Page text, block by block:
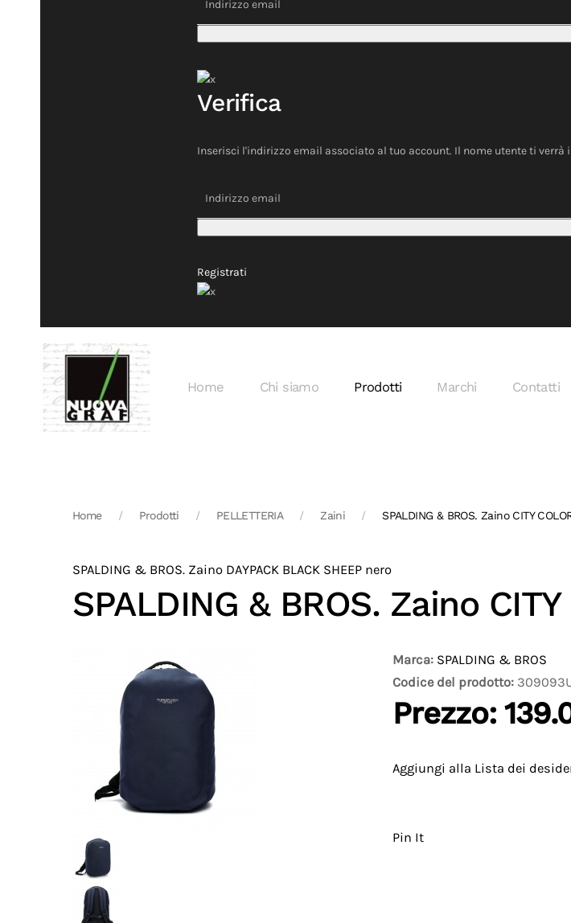
Verifica
Inserisci l'indirizzo email associato al tuo account. Il nome utente ti verrà
Registrati
Home Chi siamo Prodotti Marchi Contatti
Home Prodotti PELLETTERIA Zaini SPALDING & BROS. Zaino CITY
SPALDING & BROS. Zaino DAYPACK BLACK SHEEP nero
SPALDING & BROS. Zaino
Marca: SPALDING & BROS
Codice del prodotto:
Prezzo:
Aggiungi alla Lista dei
Pin It